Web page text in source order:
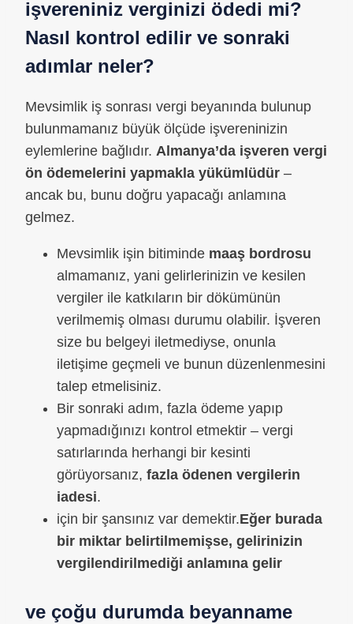
işvereniniz verginizi ödedi mi?
Nasıl kontrol edilir ve sonraki
adımlar neler?
Mevsimlik iş sonrası vergi beyanında bulunup
bulunmamanız büyük ölçüde işvereninizin
eylemlerine bağlıdır. Almanya’da işveren vergi
ön ödemelerini yapmakla yükümlüdür –
ancak bu, bunu doğru yapacağı anlamına
gelmez.
Mevsimlik işin bitiminde maaş bordrosu
almamanız, yani gelirlerinizin ve kesilen
vergiler ile katkıların bir dökümünün
verilmemiş olması durumu olabilir. İşveren
size bu belgeyi iletmediyse, onunla
iletişime geçmeli ve bunun düzenlenmesini
talep etmelisiniz.
Bir sonraki adım, fazla ödeme yapıp
yapmadığınızı kontrol etmektir – vergi
satırlarında herhangi bir kesinti
görüyorsanız, fazla ödenen vergilerin
iadesi.
için bir şansınız var demektir.Eğer burada
bir miktar belirtilmemişse, gelirinizin
vergilendirilmediği anlamına gelir
ve çoğu durumda beyanname